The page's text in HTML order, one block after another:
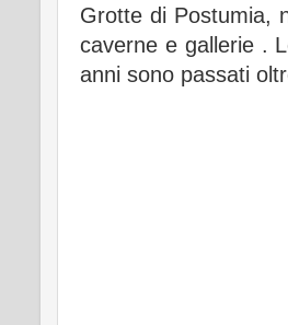
Grotte di Postumia,
caverne e gallerie .
anni sono passati